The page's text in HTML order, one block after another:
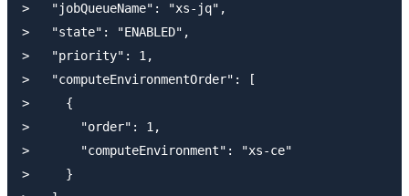
>   "jobQueueName": "xs-jq",
>   "state": "ENABLED",
>   "priority": 1,
>   "computeEnvironmentOrder": [
>     {
>       "order": 1,
>       "computeEnvironment": "xs-ce"
>     }